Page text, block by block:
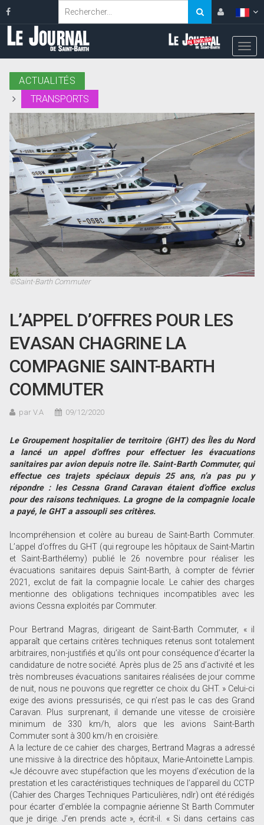
ACTUALITÉS
TRANSPORTS
©Saint-Barth Commuter
L’APPEL D’OFFRES POUR LES
EVASAN CHAGRINE LA
COMPAGNIE SAINT-BARTH
COMMUTER
par V.A 09/12/2020
Le Groupement hospitalier de territoire (GHT) des Îles du Nord
a lancé un appel d’offres pour effectuer les évacuations
sanitaires par avion depuis notre île. Saint-Barth Commuter, qui
effectue ces trajets spéciaux depuis 25 ans, n’a pas pu y
répondre : les Cessna Grand Caravan étaient d’office exclus
pour des raisons techniques. La grogne de la compagnie locale
a payé, le GHT a assoupli ses critères.
Incompréhension et colère au bureau de Saint-Barth Commuter.
L’appel d’offres du GHT (qui regroupe les hôpitaux de Saint-Martin
et Saint-Barthélemy) publié le 26 novembre pour réaliser les
évacuations sanitaires depuis Saint-Barth, à compter de février
2021, exclut de fait la compagnie locale. Le cahier des charges
mentionne des obligations techniques incompatibles avec les
avions Cessna exploités par Commuter.
Pour Bertrand Magras, dirigeant de Saint-Barth Commuter, « il
apparaît que certains critères techniques retenus sont totalement
arbitraires, non-justifiés et qu’ils ont pour conséquence d’écarter la
candidature de notre société. Après plus de 25 ans d’activité et les
très nombreuses évacuations sanitaires réalisées de jour comme
de nuit, nous ne pouvons que regretter ce choix du GHT. » Celui-ci
exige des avions pressurisés, ce qui n’est pas le cas des Grand
Caravan. Plus surprenant, il demande une vitesse de croisière
minimum de 330 km/h, alors que les avions Saint-Barth
Commuter sont à 300 km/h en croisière.
A la lecture de ce cahier des charges, Bertrand Magras a adressé
une missive à la directrice des hôpitaux, Marie-Antoinette Lampis.
«Je découvre avec stupéfaction que les moyens d’exécution de la
prestation et les caractéristiques techniques de l’appareil du CCTP
(Cahier des Charges Techniques Particulières, ndlr) ont été rédigés
pour écarter d’emblée la compagnie aérienne St Barth Commuter
que je dirige. J’en prends acte », écrit-il. « Si dans certains cas